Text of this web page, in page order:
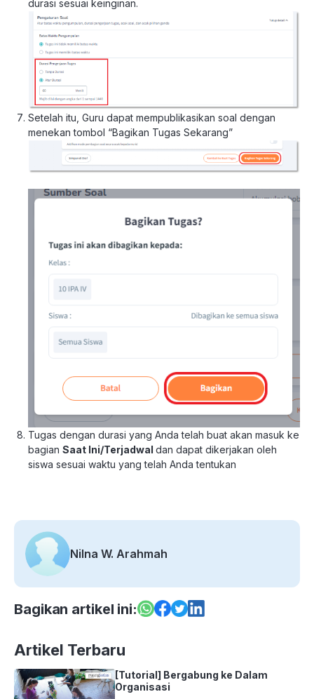
durasi sesuai keinginan.
Setelah itu, Guru dapat mempublikasikan soal dengan
menekan tombol “Bagikan Tugas Sekarang”
Tugas dengan durasi yang Anda telah buat akan masuk ke
bagian Saat Ini/Terjadwal dan dapat dikerjakan oleh
siswa sesuai waktu yang telah Anda tentukan
Nilna W. Arahmah
Bagikan artikel ini:
Artikel Terbaru
[Tutorial] Bergabung ke Dalam
Organisasi